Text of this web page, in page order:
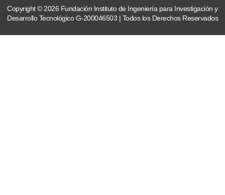
Copyright © 2026 Fundación Instituto de Ingeniería para Investigación y
Desarrollo Tecnológico G-200046503 | Todos los Derechos Reservados